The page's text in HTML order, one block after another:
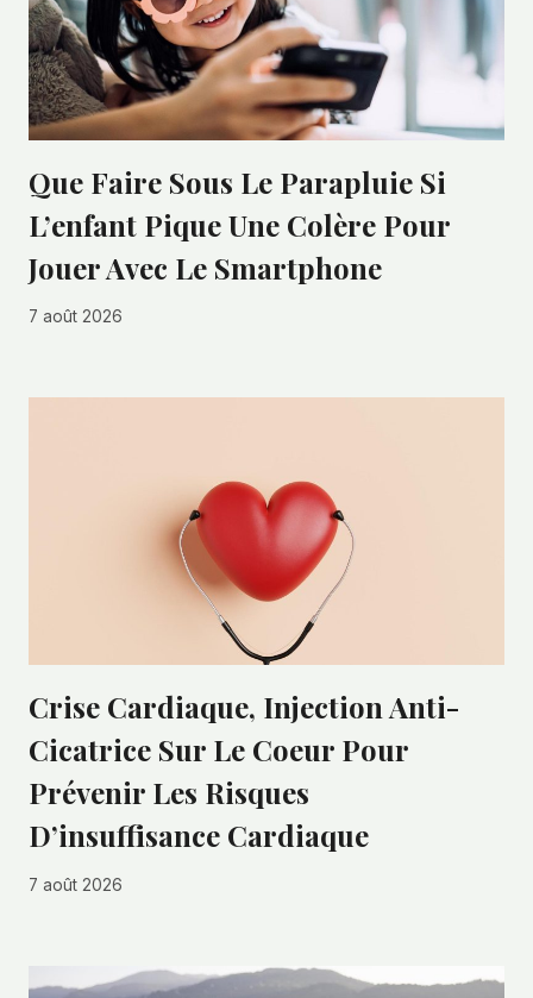
Que Faire Sous Le Parapluie Si
L’enfant Pique Une Colère Pour
Jouer Avec Le Smartphone
7 août 2026
Crise Cardiaque, Injection Anti-
Cicatrice Sur Le Coeur Pour
Prévenir Les Risques
D’insuffisance Cardiaque
7 août 2026